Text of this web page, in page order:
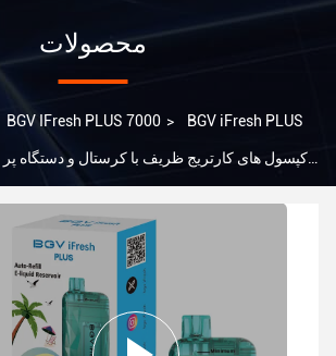
محصولات
BGV IFresh PLUS 7000 > BGV iFresh PLUS